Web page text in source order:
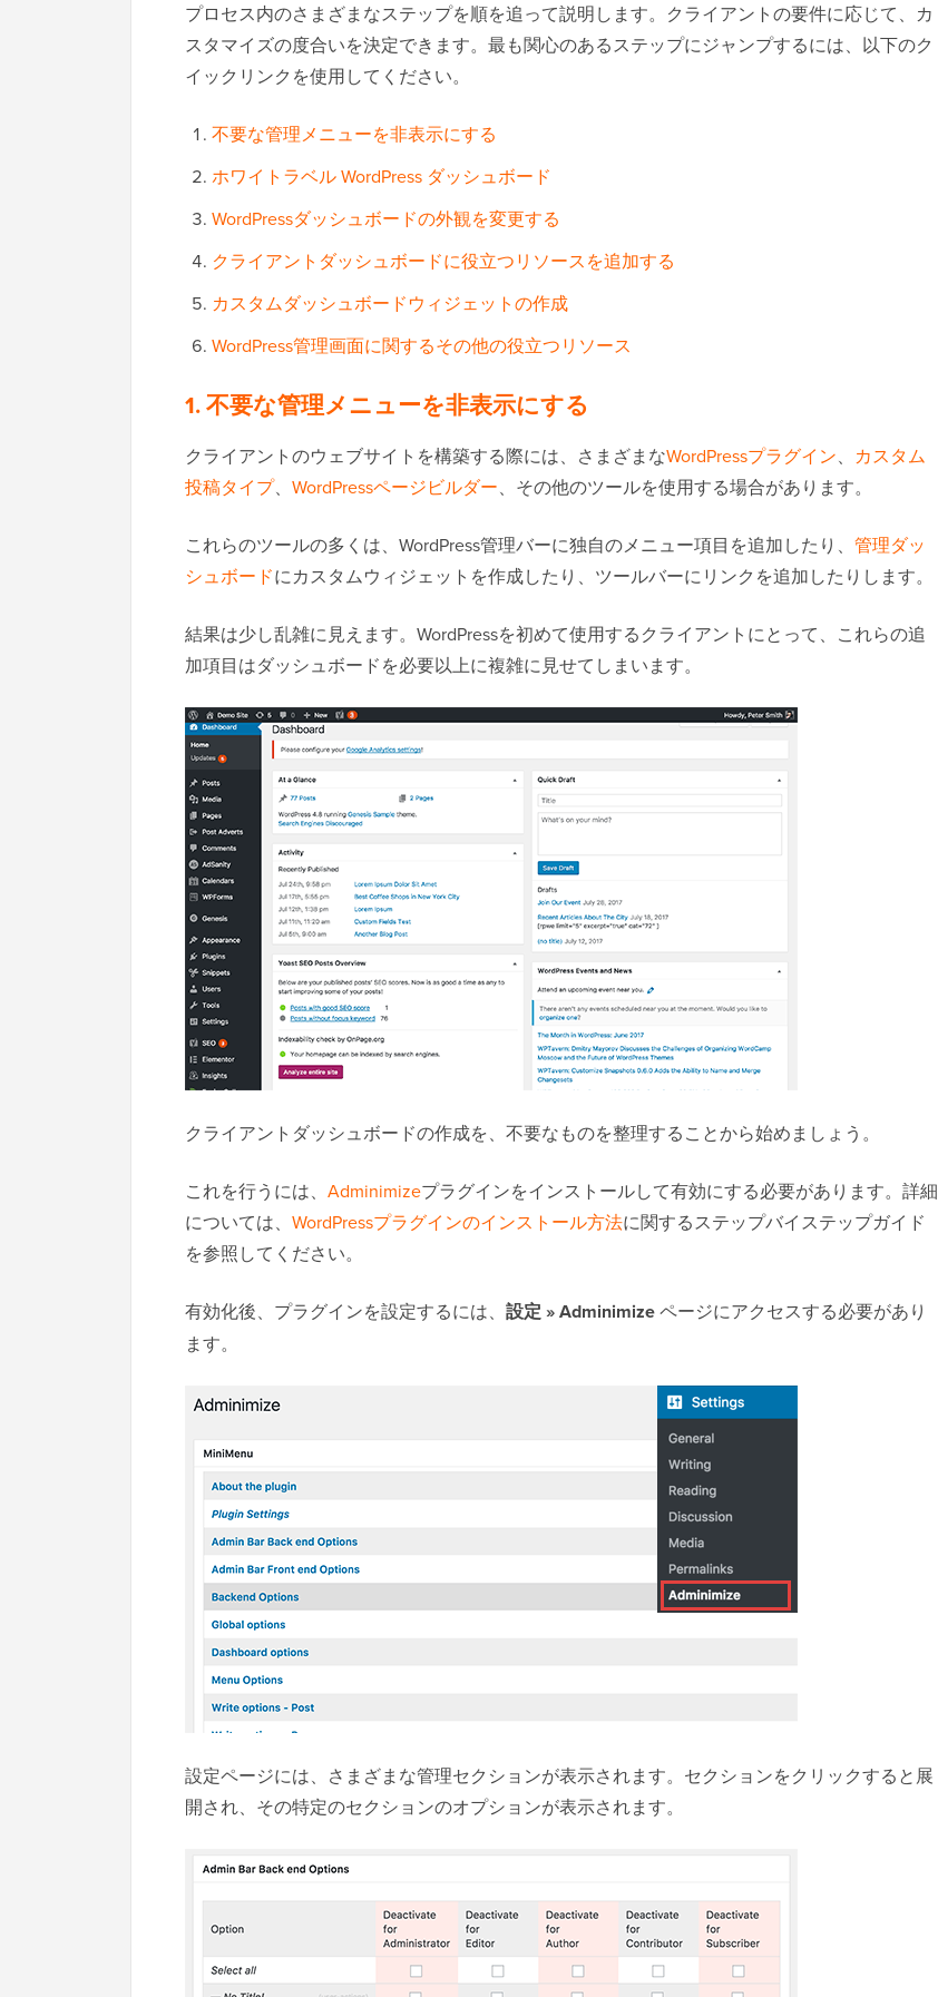
プロセス内のさまざまなステップを順を追って説明します。クライアントの要件に応じて、カ
スタマイズの度合いを決定できます。最も関心のあるステップにジャンプするには、以下のク
イックリンクを使用してください。
不要な管理メニューを非表示にする
ホワイトラベル WordPress ダッシュボード
WordPressダッシュボードの外観を変更する
クライアントダッシュボードに役立つリソースを追加する
カスタムダッシュボードウィジェットの作成
WordPress管理画面に関するその他の役立つリソース
1. 不要な管理メニューを非表示にする
クライアントのウェブサイトを構築する際には、さまざまなWordPressプラグイン、 カスタム
投稿タイプ、 WordPressページビルダー、その他のツールを使用する場合があります。
これらのツールの多くは、WordPress管理バーに独自のメニュー項目を追加したり、 管理ダッ
シュボードにカスタムウィジェットを作成したり、ツールバーにリンクを追加したりします。
結果は少し乱雑に見えます。WordPressを初めて使用するクライアントにとって、これらの追
加項目はダッシュボードを必要以上に複雑に見せてしまいます。
クライアントダッシュボードの作成を、不要なものを整理することから始めましょう。
これを行うには、 Adminimizeプラグインをインストールして有効にする必要があります。詳細
については、 WordPressプラグインのインストール方法に関するステップバイステップガイド
を参照してください。
有効化後、プラグインを設定するには、 設定 » Adminimizeページにアクセスする必要があり
ます。
設定ページには、さまざまな管理セクションが表示されます。セクションをクリックすると展
開され、その特定のセクションのオプションが表示されます。